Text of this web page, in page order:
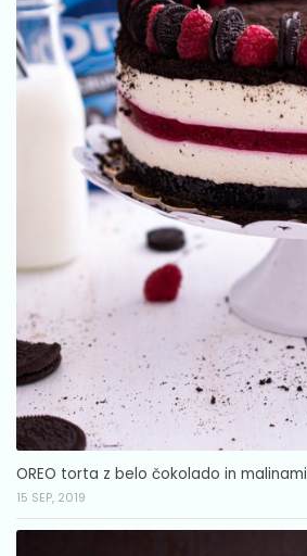
OREO torta z belo čokolado in malinami
15 SEP, 2019